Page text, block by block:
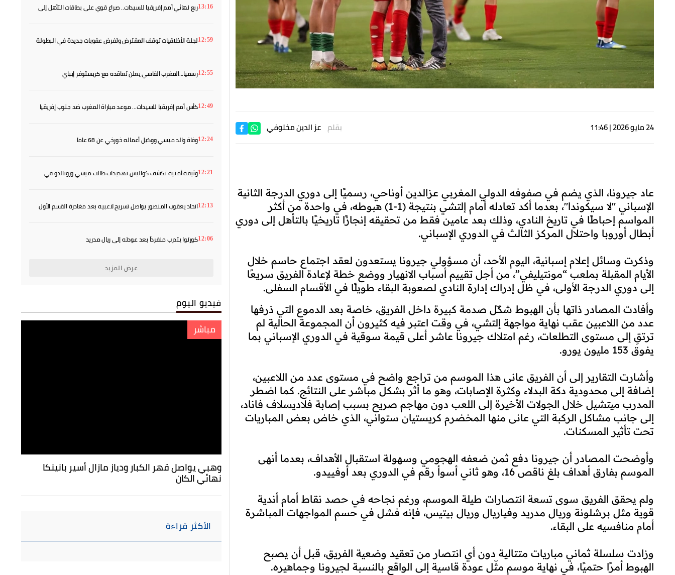
24 مايو 2026 | 11:46 بقلم عز الدين مخلوفي
عاد جيرونا، الذي يضم في صفوفه الدولي المغربي عزالدين أوناحي، رسميًا إلى دوري الدرجة الثانية
الإسباني "لا سيكوندا"، بعدما أكد تعادله أمام إلتشي بنتيجة (1-1) هبوطه، في واحدة من أكثر
المواسم إحباطًا في تاريخ النادي، وذلك بعد عامين فقط من تحقيقه إنجازًا تاريخيًا بالتأهل إلى دوري
أبطال أوروبا واحتلال المركز الثالث في الدوري الإسباني.
وذكرت وسائل إعلام إسبانية، اليوم الأحد، أن مسؤولي جيرونا يستعدون لعقد اجتماع حاسم خلال
الأيام المقبلة بملعب “مونتيليفي”، من أجل تقييم أسباب الانهيار ووضع خطة لإعادة الفريق سريعًا
إلى دوري الدرجة الأولى، في ظل إدراك إدارة النادي لصعوبة البقاء طويلًا في الأقسام السفلى.
وأفادت المصادر ذاتها بأن الهبوط شكّل صدمة كبيرة داخل الفريق، خاصة بعد الدموع التي ذرفها
عدد من اللاعبين عقب نهاية مواجهة إلتشي، في وقت اعتبر فيه كثيرون أن المجموعة الحالية لم
ترتقِ إلى مستوى التطلعات، رغم امتلاك جيرونا عاشر أعلى قيمة سوقية في الدوري الإسباني بما
يفوق 153 مليون يورو.
وأشارت التقارير إلى أن الفريق عانى هذا الموسم من تراجع واضح في مستوى عدد من اللاعبين،
إضافة إلى محدودية دكة البدلاء وكثرة الإصابات، وهو ما أثر بشكل مباشر على النتائج. كما اضطر
المدرب ميتشيل خلال الجولات الأخيرة إلى اللعب دون مهاجم صريح بسبب إصابة فلاديسلاف فاناد،
إلى جانب مشاكل الركبة التي عانى منها المخضرم كريستيان ستواني، الذي خاض بعض المباريات
تحت تأثير المسكنات.
وأوضحت المصادر أن جيرونا دفع ثمن ضعفه الهجومي وسهولة استقبال الأهداف، بعدما أنهى
الموسم بفارق أهداف بلغ ناقص 16، وهو ثاني أسوأ رقم في الدوري بعد أوفييدو.
ولم يحقق الفريق سوى تسعة انتصارات طيلة الموسم، ورغم نجاحه في حصد نقاط أمام أندية
قوية مثل برشلونة وريال مدريد وفياريال وريال بيتيس، فإنه فشل في حسم المواجهات المباشرة
أمام منافسيه على البقاء.
وزادت سلسلة ثماني مباريات متتالية دون أي انتصار من تعقيد وضعية الفريق، قبل أن يصبح
الهبوط أمرًا حتميًا، في نهاية موسم مثّل عودة قاسية إلى الواقع بالنسبة لجيرونا وجماهيره.
13:16ربع نهائي أمم إفريقيا للسيدات.. صراع قوي على بطاقات التأهل إلى
12:59لجنة الأخلاقيات توقف المقترض وتفرض عقوبات جديدة في البطولة
12:55رسميا...المغرب الفاسي يعلن تعاقده مع كريستوفر إيباي
12:49كأس أمم إفريقيا للسيدات... موعد مباراة المغرب ضد جنوب إفريقيا
12:24وفاة والد ميسي ووكيل أعماله خورخي عن 68 عاما
12:21وثيقة أمنية تكشف كواليس تهديدات طالت ميسي ورونالدو في
12:13اتحاد يعقوب المنصور يواصل تسريح لاعبيه بعد مغادرة القسم الأول
12:06كورتوا يتدرب منفرداً بعد عودته إلى ريال مدريد
عرض المزيد
فيديو اليوم
مباشر
وهبي يواصل قهر الكبار ودياز مازال أسير بانينكا
نهائي الكان
الأكثر قراءة